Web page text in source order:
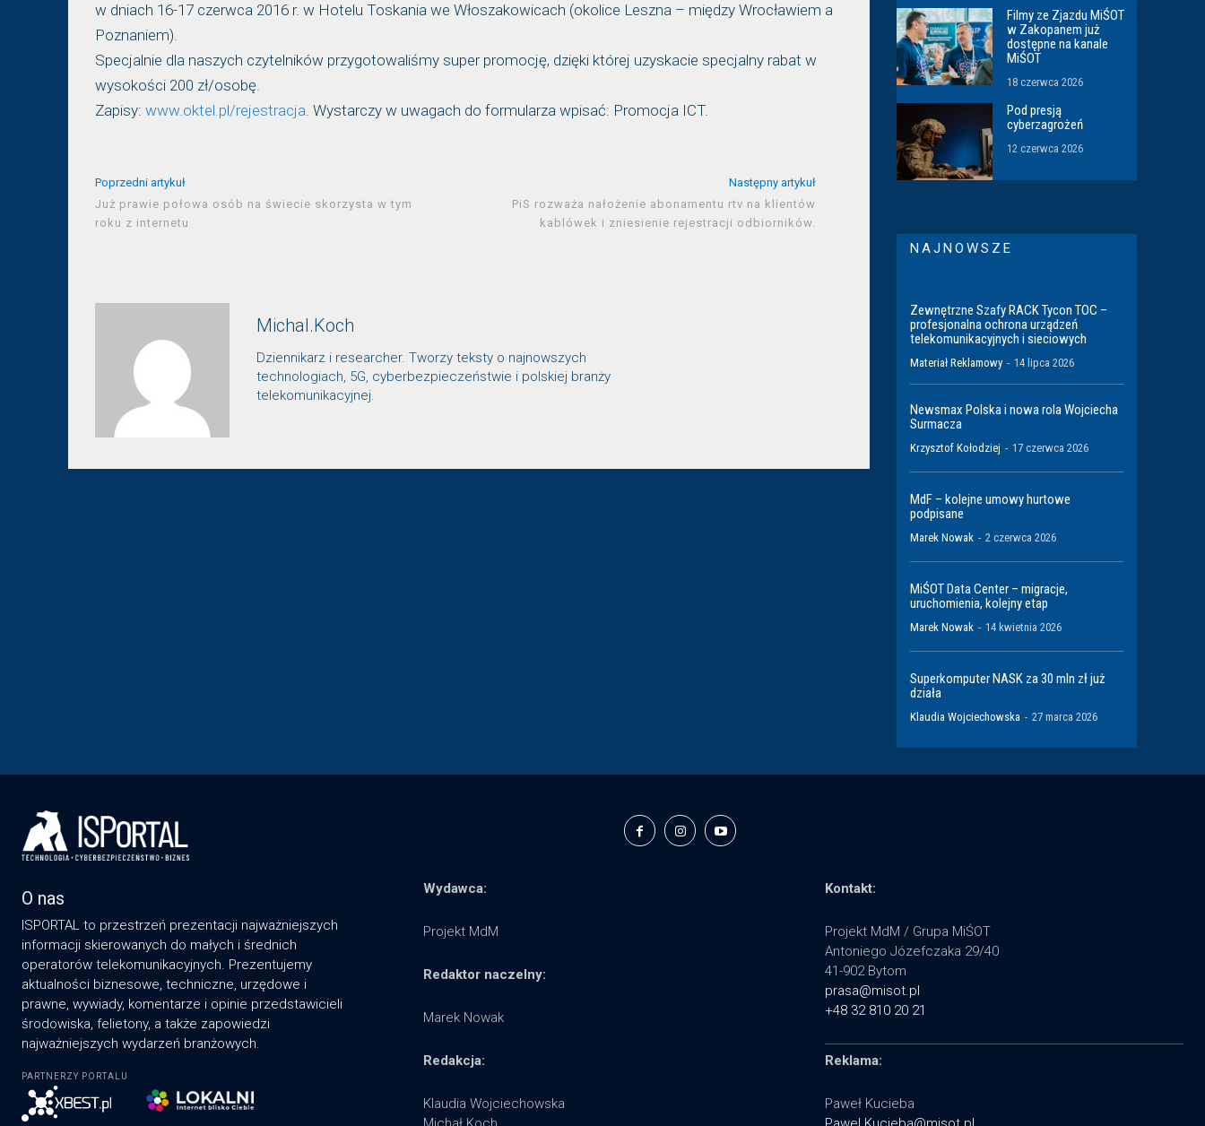
w dniach 16-17 czerwca 2016 r. w Hotelu Toskania we Włoszakowicach (okolice Leszna – między Wrocławiem a
Poznaniem).
Specjalnie dla naszych czytelników przygotowaliśmy super promocję, dzięki której uzyskacie specjalny rabat w
wysokości 200 zł/osobę.
Zapisy: www.oktel.pl/rejestracja. Wystarczy w uwagach do formularza wpisać: Promocja ICT.
Poprzedni artykuł
Już prawie połowa osób na świecie skorzysta w tym
roku z internetu
Następny artykuł
PiS rozważa nałożenie abonamentu rtv na klientów
kablówek i zniesienie rejestracji odbiorników.
Michal.Koch
Dziennikarz i researcher. Tworzy teksty o najnowszych
technologiach, 5G, cyberbezpieczeństwie i polskiej branży
telekomunikacyjnej.
Filmy ze Zjazdu MiŚOT
w Zakopanem już
dostępne na kanale
MiŚOT
18 czerwca 2026
Pod presją
cyberzagrożeń
12 czerwca 2026
NAJNOWSZE
Zewnętrzne Szafy RACK Tycon TOC –
profesjonalna ochrona urządzeń
telekomunikacyjnych i sieciowych
Materiał Reklamowy - 14 lipca 2026
Newsmax Polska i nowa rola Wojciecha
Surmacza
Krzysztof Kołodziej - 17 czerwca 2026
MdF – kolejne umowy hurtowe
podpisane
Marek Nowak - 2 czerwca 2026
MiŚOT Data Center – migracje,
uruchomienia, kolejny etap
Marek Nowak - 14 kwietnia 2026
Superkomputer NASK za 30 mln zł już
działa
Klaudia Wojciechowska - 27 marca 2026
O nas
ISPORTAL to przestrzeń prezentacji najważniejszych
informacji skierowanych do małych i średnich
operatorów telekomunikacyjnych. Prezentujemy
aktualności biznesowe, techniczne, urzędowe i
prawne, wywiady, komentarze i opinie przedstawicieli
środowiska, felietony, a także zapowiedzi
najważniejszych wydarzeń branżowych.
PARTNERZY PORTALU
Wydawca:
Projekt MdM
Redaktor naczelny:
Marek Nowak
Redakcja:
Klaudia Wojciechowska
Kontakt:
Projekt MdM / Grupa MiŚOT
Antoniego Józefczaka 29/40
41-902 Bytom
prasa@misot.pl
+48 32 810 20 21
Reklama:
Paweł Kucieba